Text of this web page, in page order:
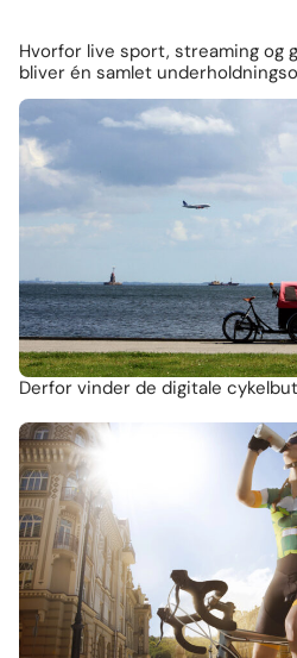
Hvorfor live sport, streaming og
bliver én samlet
Derfor vinder de digitale